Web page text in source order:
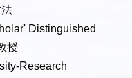
Distinguished
授
Research